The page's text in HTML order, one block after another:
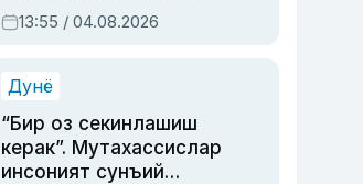
актриса ва дубльяж
устаси Римма
синовларга тўла ҳаёти
13:55 / 04.08.2026
Дунё
“Бир оз секинлашиш
керак”. Мутахассислар
инсоният сунъий